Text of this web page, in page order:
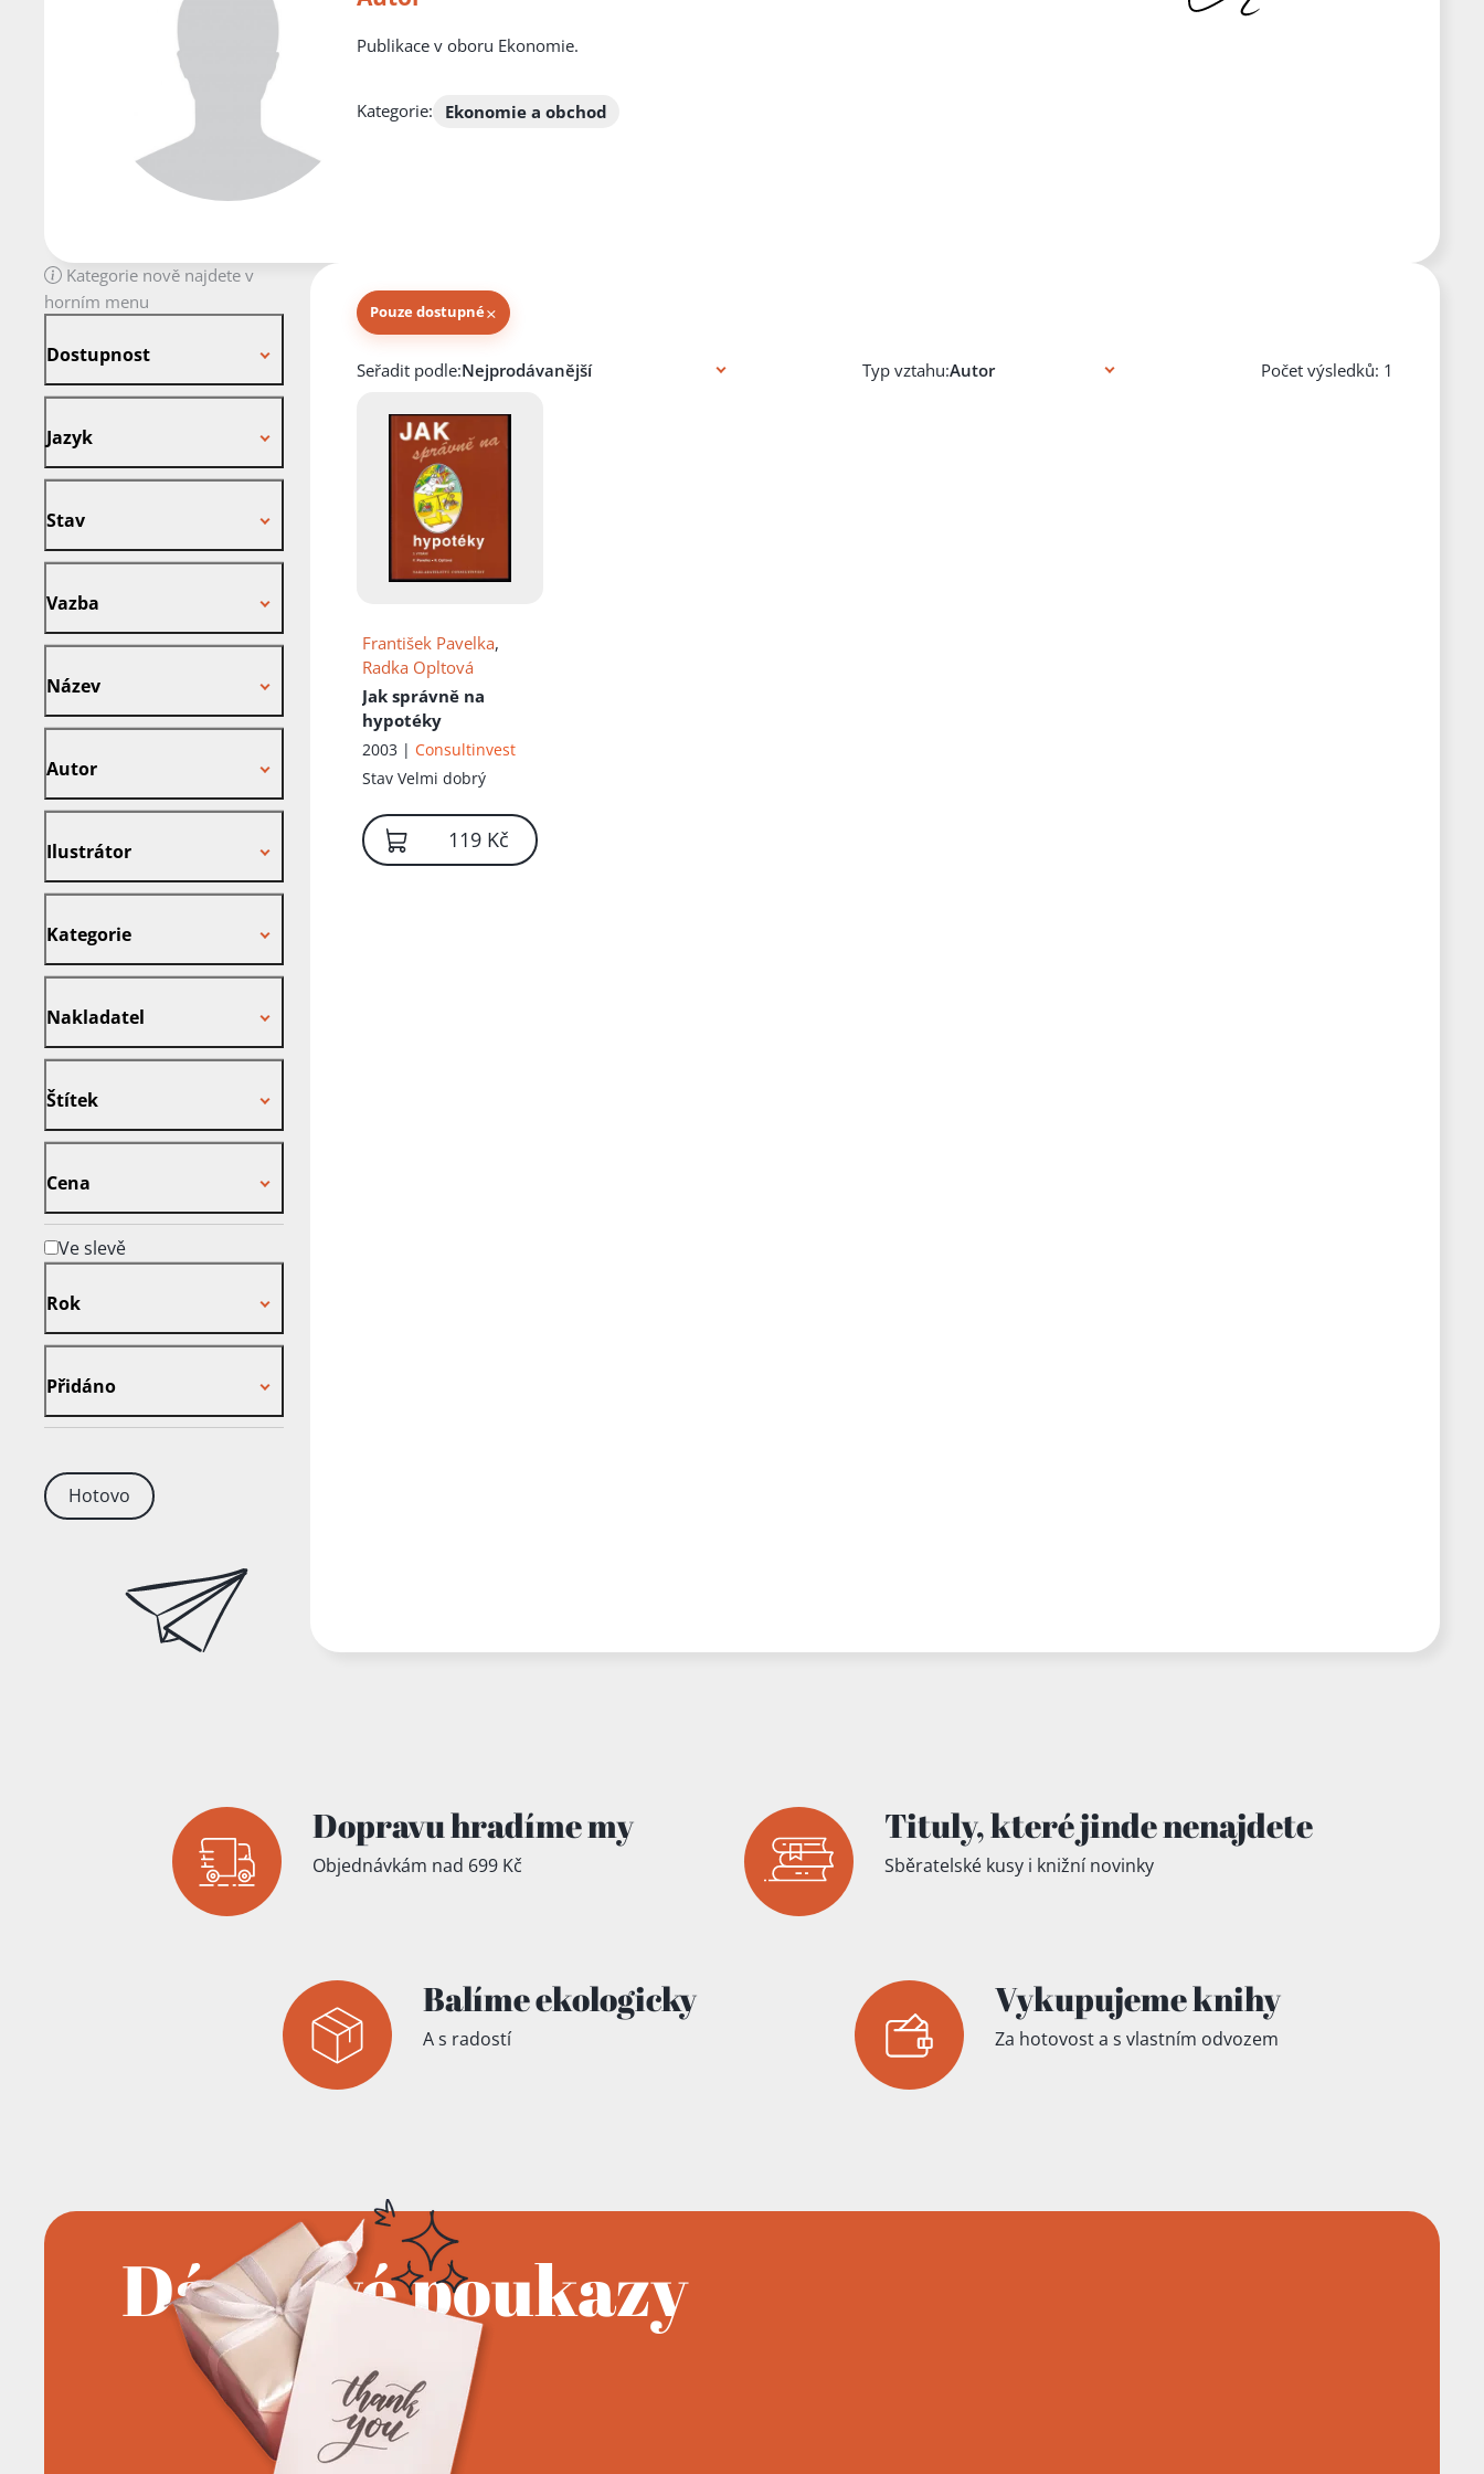
Publikace v oboru Ekonomie.
Kategorie: Ekonomie a obchod
Kategorie nově najdete v
horním menu
Dostupnost
Jazyk
Stav
Vazba
Název
Autor
Ilustrátor
Kategorie
Nakladatel
Štítek
Cena
Ve slevě
Rok
Přidáno
Hotovo
Pouze dostupné×
Knihy autora
Seřadit podle: Typ vztahu: Počet výsledků: 1
František Pavelka,
Radka Opltová
Jak správně na
hypotéky
2003 |Consultinvest
StavVelmi dobrý
119 Kč
Dopravu hradíme my
Objednávkám nad 699 Kč
Tituly,které jindenenajdete
Sběratelské kusy i knižní novinky
Balíme ekologicky
A s radostí
Vykupujeme knihy
Za hotovost a s vlastním odvozem
Dárkové poukazy
Přidáno do košíku!